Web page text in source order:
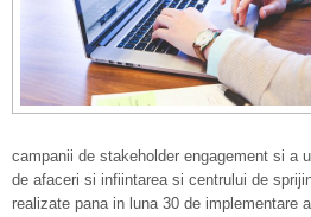
campanii de stakeholder engagement si a
de afaceri si infiintarea si centrului de
realizate pana in luna 30 de implementare